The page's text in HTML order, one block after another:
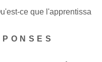
ce que l'apprentissa